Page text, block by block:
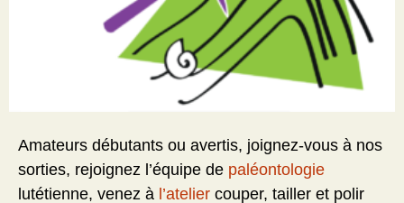
Amateurs débutants ou avertis, joignez-vous à nos
sorties, rejoignez l’équipe de paléontologie
lutétienne, venez à l’atelier couper, tailler et polir